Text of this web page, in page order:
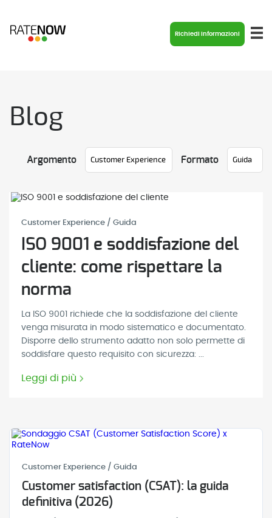
Richiedi informazioni
Blog
Argomento Formato
Customer Experience / Guida
ISO 9001 e soddisfazione del
cliente: come rispettare la
norma
La ISO 9001 richiede che la soddisfazione del cliente
venga misurata in modo sistematico e documentato.
Disporre dello strumento adatto non solo permette di
soddisfare questo requisito con sicurezza: ...
Leggi di più
Customer Experience / Guida
Customer satisfaction (CSAT): la guida
definitiva (2026)